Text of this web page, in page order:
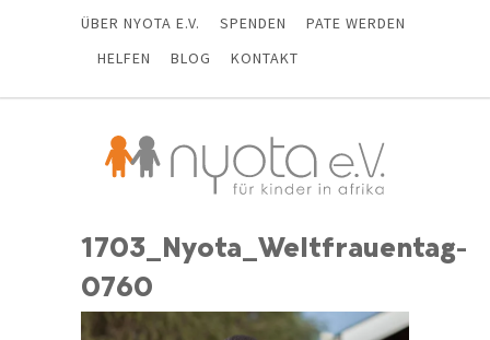
ÜBER NYOTA E.V. SPENDEN
PATE WERDEN
HELFEN
BLOG KONTAKT
1703_Nyota_Weltfrauentag-
0760